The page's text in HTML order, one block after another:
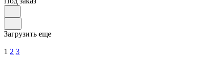
Загрузить еще
1 2 3